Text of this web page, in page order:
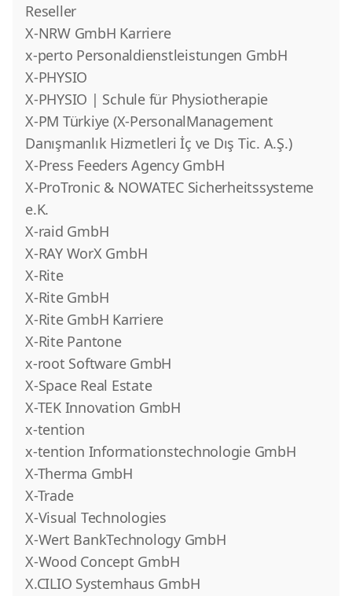
Reseller
X-NRW GmbH Karriere
x-perto Personaldienstleistungen GmbH
X-PHYSIO
X-PHYSIO | Schule für Physiotherapie
X-PM Türkiye (X-PersonalManagement
Danışmanlık Hizmetleri İç ve Dış Tic. A.Ş.)
X-Press Feeders Agency GmbH
X-ProTronic & NOWATEC Sicherheitssysteme
e.K.
X-raid GmbH
X-RAY WorX GmbH
X-Rite
X-Rite GmbH
X-Rite GmbH Karriere
X-Rite Pantone
x-root Software GmbH
X-Space Real Estate
X-TEK Innovation GmbH
x-tention
x-tention Informationstechnologie GmbH
X-Therma GmbH
X-Trade
X-Visual Technologies
X-Wert BankTechnology GmbH
X-Wood Concept GmbH
X.CILIO Systemhaus GmbH